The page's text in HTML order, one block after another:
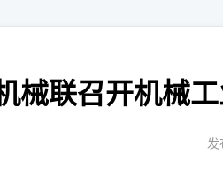
械联召开机械